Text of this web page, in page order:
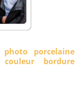
photo porcelaine
couleur bordure